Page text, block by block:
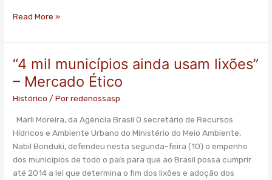
Read More »
“4 mil municípios ainda usam lixões”
– Mercado Ético
Histórico / Porredenossasp
Marli Moreira, da Agência Brasil O secretário de Recursos
Hídricos e Ambiente Urbano do Ministério do Meio Ambiente,
Nabil Bonduki, defendeu nesta segunda-feira (10) o empenho
dos municípios de todo o país para que ao Brasil possa cumprir
até 2014 a lei que determina o fim dos lixões e adoção dos
“4
municípios
ainda